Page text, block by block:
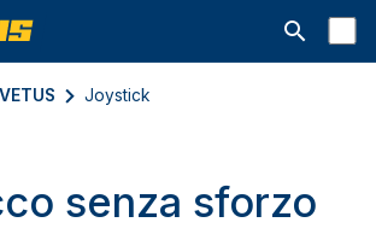
Aprire la
Joystick
senza sforzo